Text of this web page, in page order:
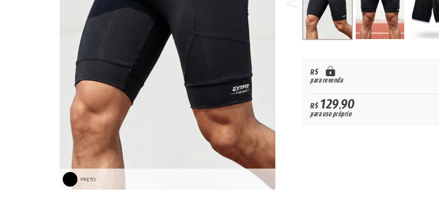
TANGA VISCO
TANGAO COTTON
TANGAO MICRO E RENDA
TANGAO MICROFIBRA
TOP
PRETO
R$
para revenda
R$129,90
para uso próprio